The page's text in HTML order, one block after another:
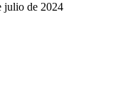
julio de 2024